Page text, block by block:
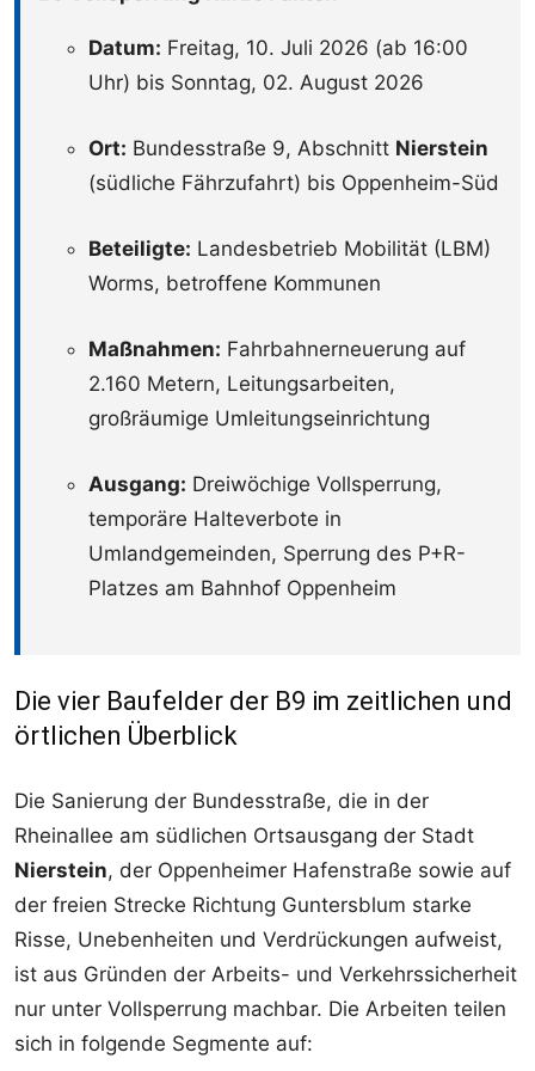
Datum: Freitag, 10. Juli 2026 (ab 16:00
Uhr) bis Sonntag, 02. August 2026
Ort: Bundesstraße 9, Abschnitt Nierstein
(südliche Fährzufahrt) bis Oppenheim-Süd
Beteiligte: Landesbetrieb Mobilität (LBM)
Worms, betroffene Kommunen
Maßnahmen: Fahrbahnerneuerung auf
2.160 Metern, Leitungsarbeiten,
großräumige Umleitungseinrichtung
Ausgang: Dreiwöchige Vollsperrung,
temporäre Halteverbote in
Umlandgemeinden, Sperrung des P+R-
Platzes am Bahnhof Oppenheim
Die vier Baufelder der B9 im zeitlichen und
örtlichen Überblick
Die Sanierung der Bundesstraße, die in der
Rheinallee am südlichen Ortsausgang der Stadt
Nierstein, der Oppenheimer Hafenstraße sowie auf
der freien Strecke Richtung Guntersblum starke
Risse, Unebenheiten und Verdrückungen aufweist,
ist aus Gründen der Arbeits- und Verkehrssicherheit
nur unter Vollsperrung machbar. Die Arbeiten teilen
sich in folgende Segmente auf: